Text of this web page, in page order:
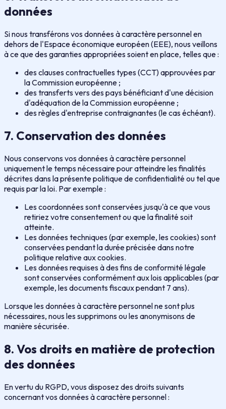
données
Si nous transférons vos données à caractère personnel en
dehors de l'Espace économique européen (EEE), nous veillons
à ce que des garanties appropriées soient en place, telles que :
des clauses contractuelles types (CCT) approuvées par
la Commission européenne ;
des transferts vers des pays bénéficiant d'une décision
d'adéquation de la Commission européenne ;
des règles d'entreprise contraignantes (le cas échéant).
7. Conservation des données
Nous conservons vos données à caractère personnel
uniquement le temps nécessaire pour atteindre les finalités
décrites dans la présente politique de confidentialité ou tel que
requis par la loi. Par exemple :
Les coordonnées sont conservées jusqu'à ce que vous
retiriez votre consentement ou que la finalité soit
atteinte.
Les données techniques (par exemple, les cookies) sont
conservées pendant la durée précisée dans notre
politique relative aux cookies.
Les données requises à des fins de conformité légale
sont conservées conformément aux lois applicables (par
exemple, les documents fiscaux pendant 7 ans).
Lorsque les données à caractère personnel ne sont plus
nécessaires, nous les supprimons ou les anonymisons de
manière sécurisée.
8. Vos droits en matière de protection
des données
En vertu du RGPD, vous disposez des droits suivants
concernant vos données à caractère personnel :